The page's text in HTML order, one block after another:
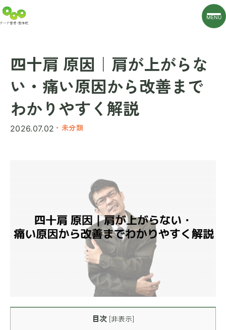
MENU
四十肩 原因｜肩が上がらな
い・痛い原因から改善まで
わかりやすく解説
2026.07.02 ・未分類
目次 [非表示]